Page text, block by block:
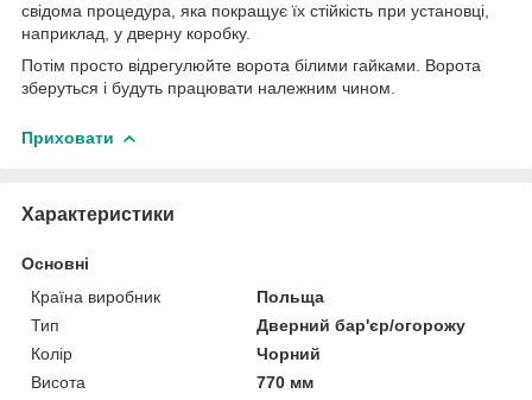
свідома процедура, яка покращує їх стійкість при установці,
наприклад, у дверну коробку.
Потім просто відрегулюйте ворота білими гайками. Ворота
зберуться і будуть працювати належним чином.
Приховати
Характеристики
Основні
Країна виробник
Польща
Тип
Дверний бар'єр/огорожу
Колір
Чорний
Висота
770 мм